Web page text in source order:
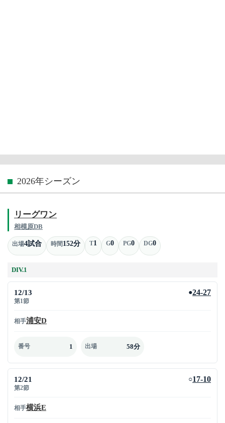
2026年シーズン
リーグワン
相模原DB
出場4試合 時間152分 T1 G0 PG0 DG0
DIV.1
12/13
第1節
●24-27
相手浦安D
番号 1 出場 58分
12/21
第2節
○17-10
相手横浜E